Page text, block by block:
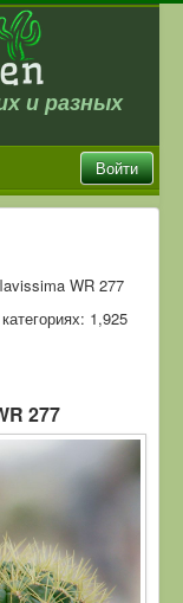
и разных
Войти
WR 277
1,925
277